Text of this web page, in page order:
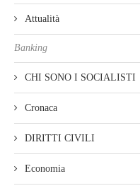
Attualità
Banking
CHI SONO I SOCIALISTI
Cronaca
DIRITTI CIVILI
Economia